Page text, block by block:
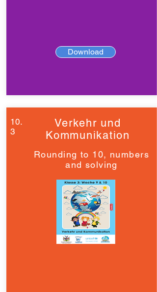
Download
10.
3
Verkehr und
Kommunikation
Rounding to 10, numbers
and solving